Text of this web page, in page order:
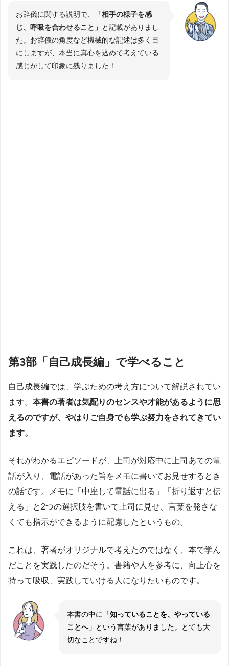
お辞儀に関する説明で、
「相手の様子を感
じ、呼吸を合わせること」 と記載がありまし
た。お辞儀の角度など機械的な記述は多く目
にしますが、本当に真心を込めて考えている
感じがして印象に残りました！
第3部「自己成長編」で学べること
自己成長編では、学ぶための考え方について解説されてい
ます。 本書の著者は気配りのセンスや才能があるように思
えるのですが、やはりご自身でも学ぶ努力をされてきてい
ます。
それがわかるエピソードが、上司が対応中に上司あての電
話が入り、電話があった旨をメモに書いてお見せするとき
の話です。メモに「中座して電話に出る」「折り返すと伝
える」と2つの選択肢を書いて上司に見せ、言葉を発さな
くても指示ができるように配慮したというもの。
これは、著者がオリジナルで考えたのではなく、本で学ん
だことを実践したのだそう。書籍や人を参考に、向上心を
持って吸収、実践していける人になりたいものです。
本書の中に 「知っていることを、やっている
ことへ」 という言葉がありました。とても大
切なことですね！